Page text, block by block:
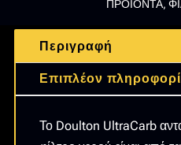
ΠΑΓΚΟΥ
ΑΠΟ
ΕΝΕΡΓΟ
ΆΝΘΡΑΚΑ
ULTRACARB
ΠΡΟΙΟΝΤΑ,
Περιγραφή
Επιπλέον
Το Doulton UltraCarb